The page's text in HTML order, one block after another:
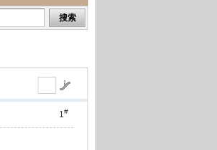
搜索
1#